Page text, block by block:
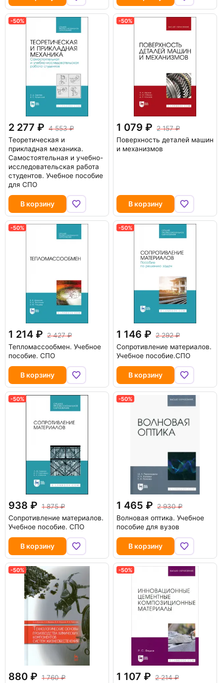
-50%
2 277
4 553
Теоретическая и
прикладная механика.
Самостоятельная и учебно-
исследовательская работа
студентов. Учебное пособие
для СПО
В корзину
-50%
1 079
2 157
Поверхность деталей машин
и механизмов
В корзину
-50%
1 214
2 427
Тепломассообмен. Учебное
пособие. СПО
В корзину
-50%
1 146
2 292
Сопротивление материалов.
Учебное пособие.СПО
В корзину
-50%
938
1 875
Сопротивление материалов.
Учебное пособие. СПО
В корзину
-50%
1 465
2 930
Волновая оптика. Учебное
пособие для вузов
В корзину
-50%
880
1 760
-50%
1 107
2 214